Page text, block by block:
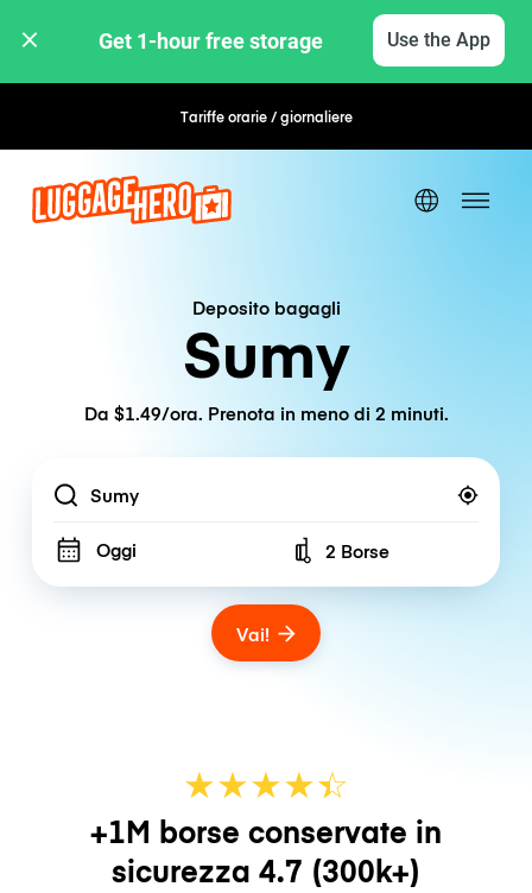
Get 1-hour free storage Use the App
Tariffe orarie / giornaliere Prenotazione flessibile
Deposito bagagli
Sumy
Da $1.49/ora. Prenota in meno di 2 minuti.
Location
Oggi Number of bags
2 Borse
Vai!
★★★★☆
★
+1M borse conservate in
sicurezza 4.7 (300k+)